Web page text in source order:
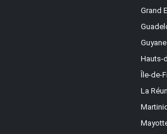
Grand
Guyane
Hauts-
Île-de-
La